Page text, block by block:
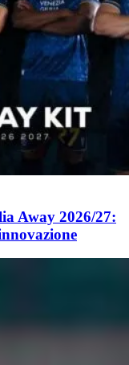
Away 2026/27: